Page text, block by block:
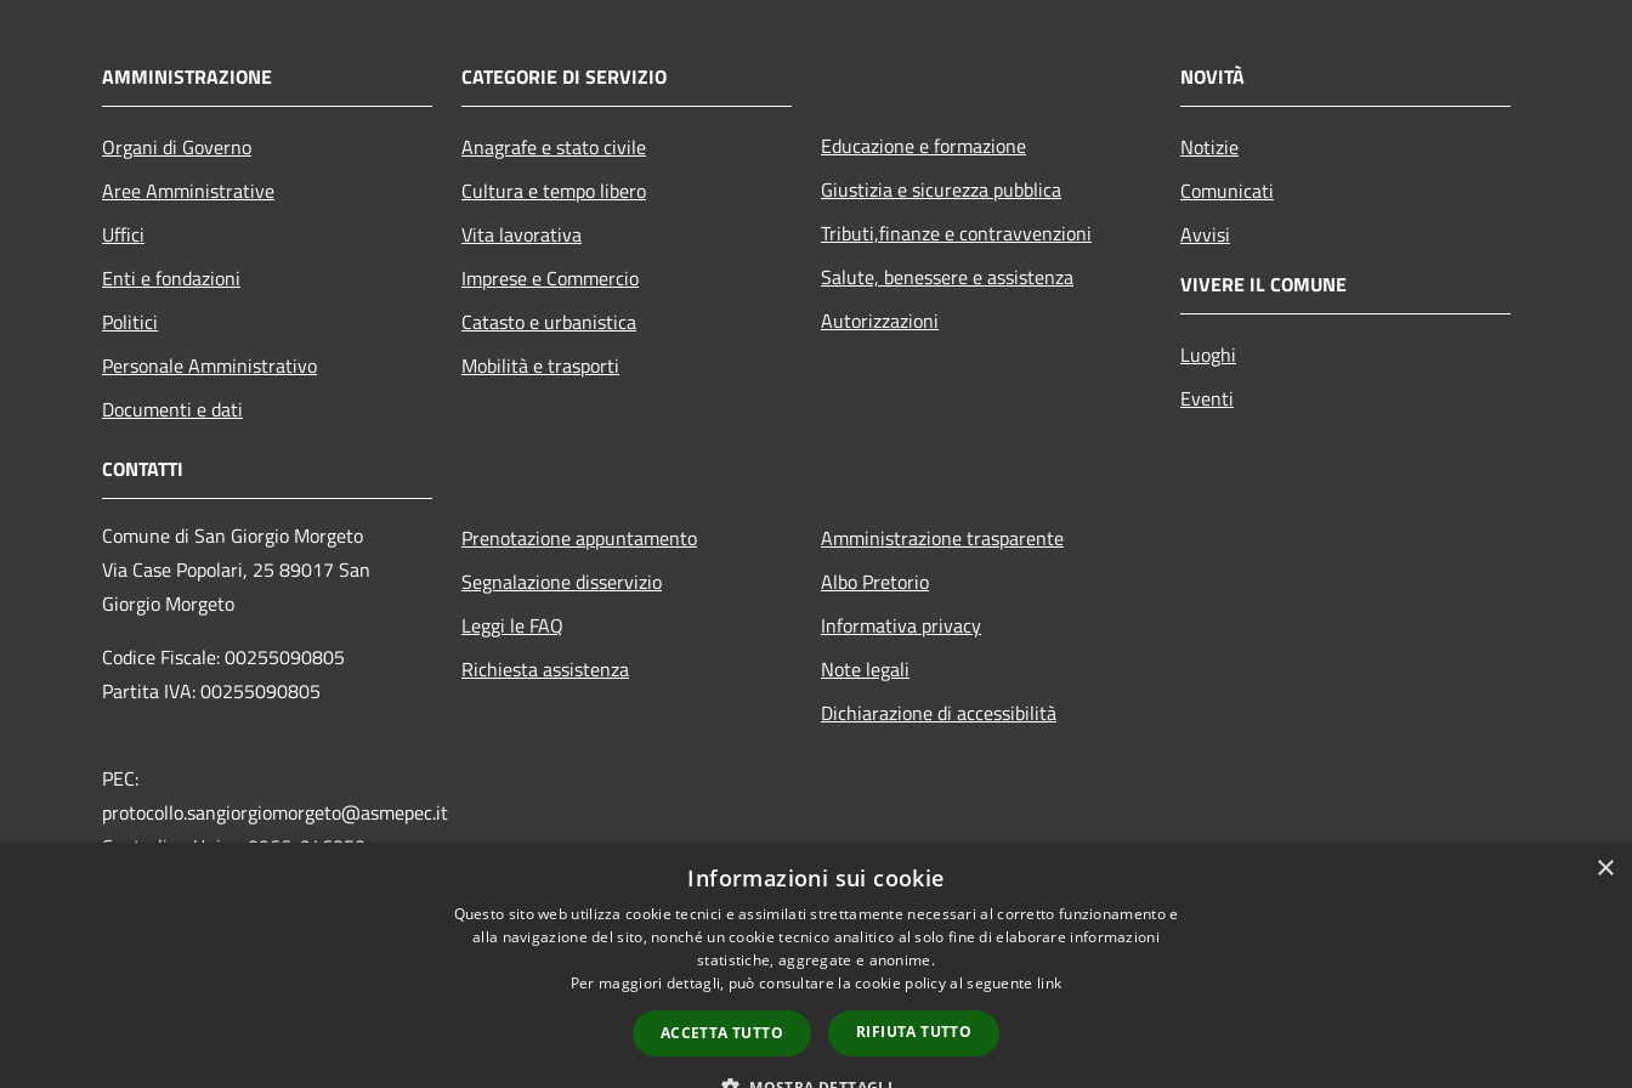
AMMINISTRAZIONE
Organi di Governo
Aree Amministrative
Uffici
Enti e fondazioni
Politici
Personale Amministrativo
Documenti e dati
CATEGORIE DI SERVIZIO
Anagrafe e stato civile
Cultura e tempo libero
Vita lavorativa
Imprese e Commercio
Catasto e urbanistica
Mobilità e trasporti
Educazione e formazione
Giustizia e sicurezza pubblica
Tributi,finanze e contravvenzioni
Salute, benessere e assistenza
Autorizzazioni
NOVITÀ
Notizie
Comunicati
Avvisi
VIVERE IL COMUNE
Luoghi
Eventi
CONTATTI
Comune di San Giorgio Morgeto
Via Case Popolari, 25 89017 San
Giorgio Morgeto
Codice Fiscale: 00255090805
Partita IVA: 00255090805
PEC:
protocollo.sangiorgiomorgeto@asmepec.it
Centralino Unico: 0966-946050
Prenotazione appuntamento
Segnalazione disservizio
Leggi le FAQ
Richiesta assistenza
Amministrazione trasparente
Albo Pretorio
Informativa privacy
Note legali
Dichiarazione di accessibilità
Extranet Copyright © 2026 • Comune di San Giorgio Morgeto • Powered by
×
Informazioni sui cookie
Questo sito web utilizza cookie tecnici e assimilati strettamente necessari al corretto funzionamento e
alla navigazione del sito, nonché un cookie tecnico analitico al solo fine di elaborare informazioni
statistiche, aggregate e anonime.
Per maggiori dettagli, può consultare la cookie policy al seguente link
ACCETTA TUTTO RIFIUTA TUTTO